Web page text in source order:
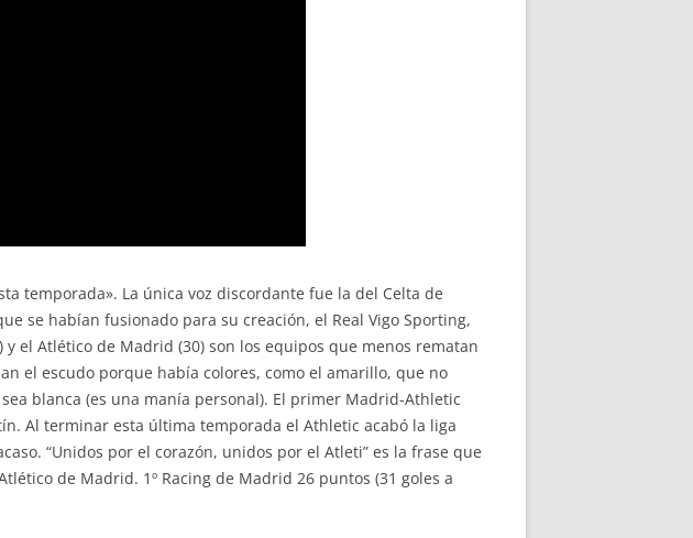
temporada». La única voz discordante fue la del Celta de
se habían fusionado para su creación, el Real Vigo Sporting,
y el Atlético de Madrid (30) son los equipos que menos rematan
el escudo porque había colores, como el amarillo, que no
blanca (es una manía personal). El primer Madrid-Athletic
Al terminar esta última temporada el Athletic acabó la liga
“Unidos por el corazón, unidos por el Atleti” es la frase que
de Madrid. 1º Racing de Madrid 26 puntos (31 goles a